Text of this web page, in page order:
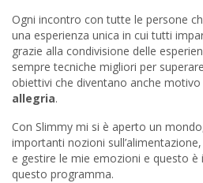
Ogni incontro con tutte le persone
una esperienza unica in cui tutti
grazie alla condivisione delle
sempre tecniche migliori per
obiettivi che diventano anche motivo
allegria.
Con Slimmy mi si è aperto un
importanti nozioni
e gestire le mie emozioni e questo è
questo programma.